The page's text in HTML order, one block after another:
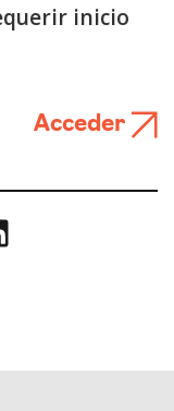
inicio
Acceder